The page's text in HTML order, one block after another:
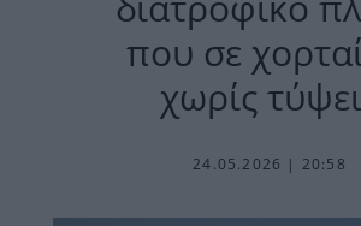
που σε
χωρίς
24.05.2026 | 20:58